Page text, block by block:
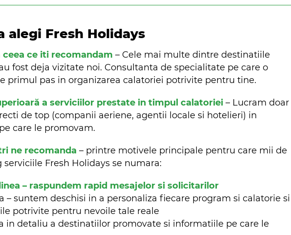
alegi Fresh Holidays
ceea ce iti recomandam – Cele mai multe dintre destinatiile
fost deja vizitate noi. Consultanta de specialitate pe care o
primul pas in organizarea calatoriei potrivite pentru tine.
a serviciilor prestate in timpul calatoriei – Lucram doar
de top (companii aeriene, agentii locale si hotelieri) in
care le promovam.
ne recomanda – printre motivele principale pentru care mii de
serviciile Fresh Holidays se numara:
– raspundem rapid mesajelor si solicitarilor
– suntem deschisi in a personaliza fiecare program si calatorie
potrivite pentru nevoile tale reale
in detaliu a destinatiilor promovate si informatiile pe care le